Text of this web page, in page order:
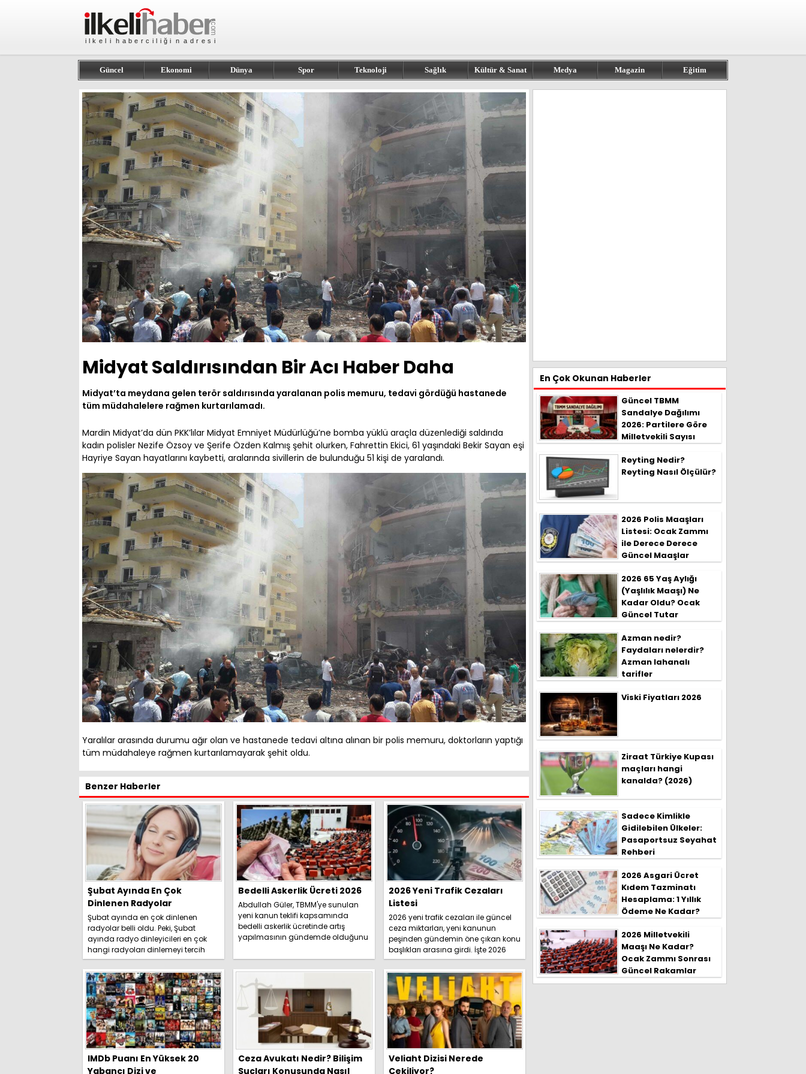
Güncel Ekonomi Dünya Spor Teknoloji Sağlık Kültür & Sanat Medya Magazin Eğitim
Midyat Saldırısından Bir Acı Haber Daha
Midyat’ta meydana gelen terör saldırısında yaralanan polis memuru, tedavi gördüğü hastanede
tüm müdahalelere rağmen kurtarılamadı.
Mardin Midyat’da dün PKK’lılar Midyat Emniyet Müdürlüğü’ne bomba yüklü araçla düzenlediği saldırıda
kadın polisler Nezife Özsoy ve Şerife Özden Kalmış şehit olurken, Fahrettin Ekici, 61 yaşındaki Bekir Sayan eşi
Hayriye Sayan hayatlarını kaybetti, aralarında sivillerin de bulunduğu 51 kişi de yaralandı.
Yaralılar arasında durumu ağır olan ve hastanede tedavi altına alınan bir polis memuru, doktorların yaptığı
tüm müdahaleye rağmen kurtarılamayarak şehit oldu.
Benzer Haberler
Şubat Ayında En Çok
Dinlenen Radyolar
Şubat ayında en çok dinlenen
radyolar belli oldu. Peki, Şubat
ayında radyo dinleyicileri en çok
hangi radyoları dinlemeyi tercih
etti? İşte detaylar.....
Bedelli Askerlik Ücreti 2026
Abdullah Güler, TBMM'ye sunulan
yeni kanun teklifi kapsamında
bedelli askerlik ücretinde artış
yapılmasının gündemde olduğunu
2026 Yeni Trafik Cezaları
Listesi
2026 yeni trafik cezaları ile güncel
ceza miktarları, yeni kanunun
peşinden gündemin öne çıkan konu
başlıkları arasına girdi. İşte 2026
yeni trafik ce...
IMDb Puanı En Yüksek 20
Yabancı Dizi ve
Ceza Avukatı Nedir? Bilişim
Suçları Konusunda Nasıl
Veliaht Dizisi Nerede
Çekiliyor?
En Çok Okunan Haberler
Güncel TBMM
Sandalye Dağılımı
2026: Partilere Göre
Milletvekili Sayısı
Reyting Nedir?
Reyting Nasıl Ölçülür?
2026 Polis Maaşları
Listesi: Ocak Zammı
ile Derece Derece
Güncel Maaşlar
2026 65 Yaş Aylığı
(Yaşlılık Maaşı) Ne
Kadar Oldu? Ocak
Güncel Tutar
Azman nedir?
Faydaları nelerdir?
Azman lahanalı
tarifler
Viski Fiyatları 2026
Ziraat Türkiye Kupası
maçları hangi
kanalda? (2026)
Sadece Kimlikle
Gidilebilen Ülkeler:
Pasaportsuz Seyahat
Rehberi
2026 Asgari Ücret
Kıdem Tazminatı
Hesaplama: 1 Yıllık
Ödeme Ne Kadar?
2026 Milletvekili
Maaşı Ne Kadar?
Ocak Zammı Sonrası
Güncel Rakamlar